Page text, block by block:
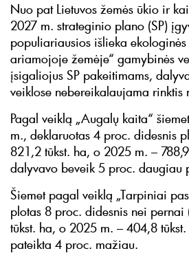
Nuo pat Lietuvos žemės ūkio ir
2027 m. strateginio plano (SP)
populiariausios išlieka ekologinės
ariamojoje žemėje“ gamybinės
įsigaliojus SP pakeitimams,
veiklose nebereikalaujama rinktis
Pagal veiklą „Augalų kaita“
m., deklaruotas 4 proc. didesnis
821,2 tūkst. ha, o 2025 m. –
dalyvavo beveik 5 proc. daugiau
Šiemet pagal veiklą „Tarpiniai
plotas 8 proc. didesnis nei
tūkst. ha, o 2025 m. – 404,8
pateikta 4 proc. mažiau.